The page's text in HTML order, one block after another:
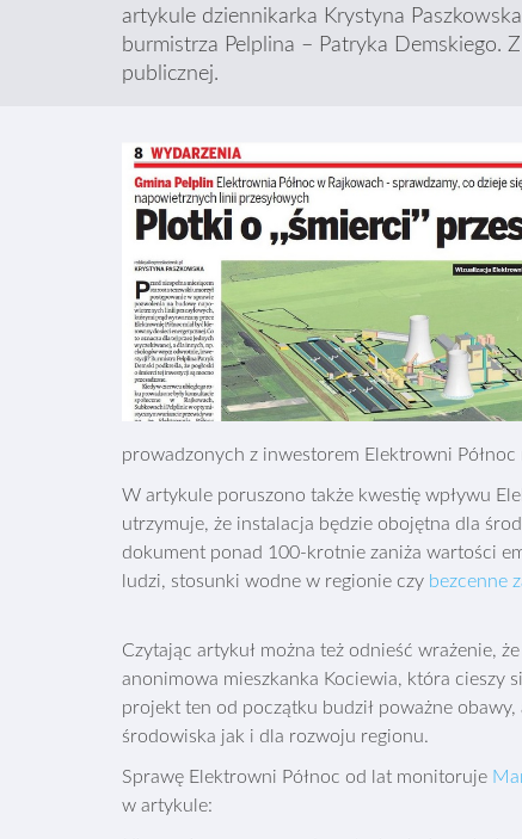
artykule dziennikarka Krystyna
burmistrza Pelplina – Patryka Demskiego.
publicznej.
prowadzonych z inwestorem Elektrowni Północ
W artykule poruszono także kwestię wpływu
utrzymuje, że instalacja będzie obojętna dla
dokument ponad 100-krotnie zaniża wartości
ludzi, stosunki wodne w regionie czy bezcenne
Czytając artykuł można też odnieść wrażenie,
anonimowa mieszkanka Kociewia, która cieszy
projekt ten od początku budził poważne
środowiska jak i dla rozwoju regionu.
Sprawę Elektrowni Północ od lat monitoruje
w artykule: